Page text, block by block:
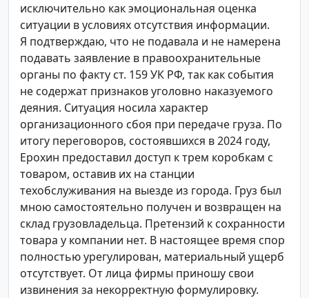
исключительно как эмоциональная оценка
ситуации в условиях отсутствия информации.
Я подтверждаю, что не подавала и не намерена
подавать заявление в правоохранительные
органы по факту ст. 159 УК РФ, так как события
не содержат признаков уголовно наказуемого
деяния. Ситуация носила характер
организационного сбоя при передаче груза. По
итогу переговоров, состоявшихся в 2024 году,
Ерохин предоставил доступ к трем коробкам с
товаром, оставив их на станции
техобслуживания на выезде из города. Груз был
мною самостоятельно получен и возвращен на
склад грузовладельца. Претензий к сохранности
товара у компании нет. В настоящее время спор
полностью урегулирован, материальный ущерб
отсутствует. От лица фирмы приношу свои
извинения за некорректную формулировку.